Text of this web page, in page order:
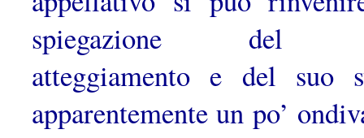
spiegazione del
atteggiamento e del suo
apparente­mente un po’